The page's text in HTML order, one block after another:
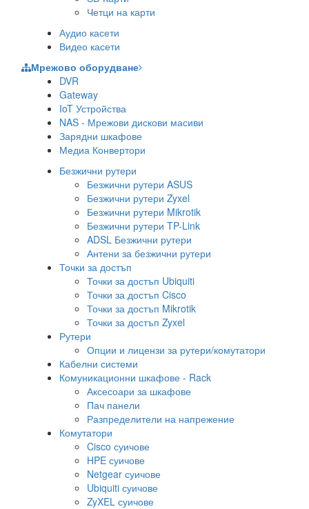
Четци на карти
Аудио касети
Видео касети
Мрежово оборудване
DVR
Gateway
IoT Устройства
NAS - Мрежови дискови масиви
Зарядни шкафове
Медиа Конвертори
Безжични рутери
Безжични рутери ASUS
Безжични рутери Zyxel
Безжични рутери Mikrotik
Безжични рутери TP-Link
ADSL Безжични рутери
Антени за безжични рутери
Точки за достъп
Точки за достъп Ubiquiti
Точки за достъп Cisco
Точки за достъп Mikrotik
Точки за достъп Zyxel
Рутери
Опции и лицензи за рутери/комутатори
Кабелни системи
Комуникационни шкафове - Rack
Аксесоари за шкафове
Пач панели
Разпределители на напрежение
Комутатори
Cisco суичове
HPE суичове
Netgear суичове
Ubiquiti суичове
ZyXEL суичове